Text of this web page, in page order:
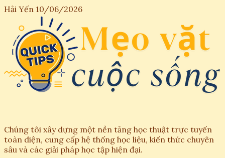
Hải Yến 10/06/2026
Chúng tôi xây dựng một nền tảng học thuật trực tuyến
toàn diện, cung cấp hệ thống học liệu, kiến thức chuyên
sâu và các giải pháp học tập hiện đại.